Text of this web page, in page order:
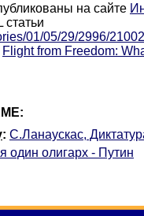
на сайте
01/05/29/2996/
Flight from Freedom:
: С.Ланаускас,
один олигарх - Путин